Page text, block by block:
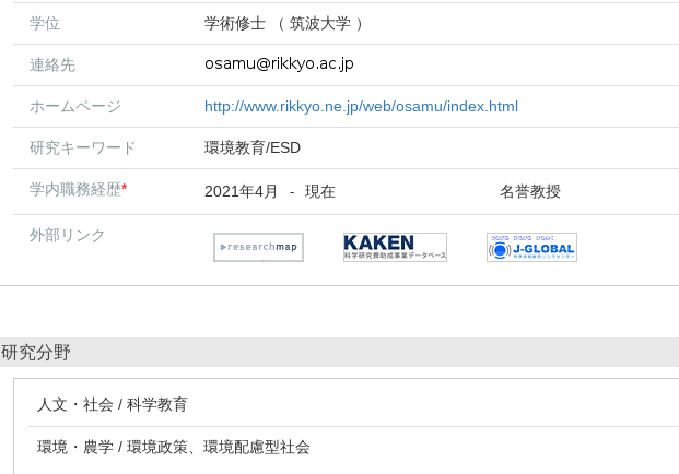
学位 学術修士 （ 筑波大学 ）
連絡先
ホームページ http://www.rikkyo.ne.jp/web/osamu/index.html
研究キーワード 環境教育/ESD
学内職務経歴* 2021年4月 - 現在 名誉教授
外部リンク
研究分野
人文・社会 / 科学教育
環境・農学 / 環境政策、環境配慮型社会